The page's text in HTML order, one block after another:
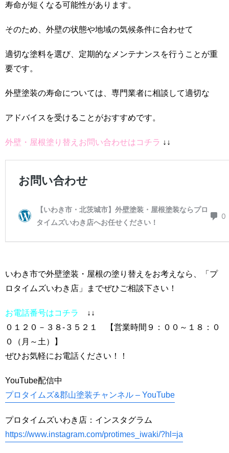
寿命が短くなる可能性があります。
そのため、外壁の状態や地域の気候条件に合わせて
適切な塗料を選び、定期的なメンテナンスを行うことが重
要です。
外壁塗装の寿命については、専門業者に相談して適切な
アドバイスを受けることがおすすめです。
外壁・屋根塗り替えお問い合わせはコチラ ↓↓
いわき市で外壁塗装・屋根の塗り替えをお考えなら、「プ
ロタイムズいわき店」までぜひご相談下さい！
お電話番号はコチラ
↓↓
０１２０－３８-３５２１ 【営業時間９：００～１８：０
０（月～土）】
ぜひお気軽にお電話ください！！
YouTube配信中
プロタイムズ&郡山塗装チャンネル – YouTube
プロタイムズいわき店：インスタグラム
https://www.instagram.com/protimes_iwaki/?hl=ja